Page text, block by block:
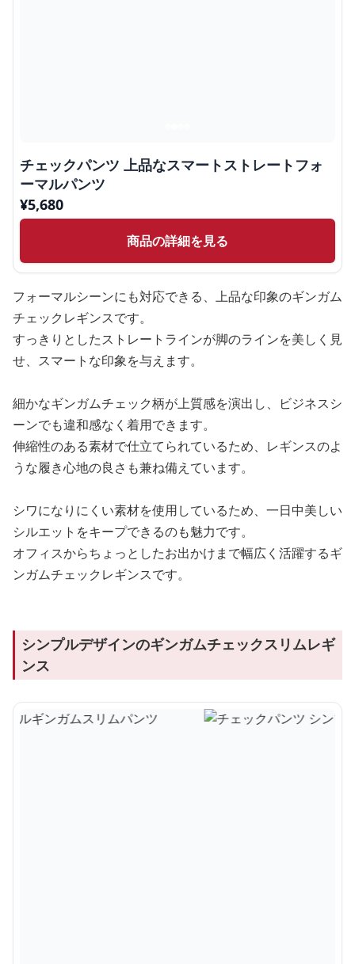
チェックパンツ 上品なスマートストレートフォ
ーマルパンツ
¥5,680
商品の詳細を見る
フォーマルシーンにも対応できる、上品な印象のギンガム
チェックレギンスです。
すっきりとしたストレートラインが脚のラインを美しく見
せ、スマートな印象を与えます。
細かなギンガムチェック柄が上質感を演出し、ビジネスシ
ーンでも違和感なく着用できます。
伸縮性のある素材で仕立てられているため、レギンスのよ
うな履き心地の良さも兼ね備えています。
シワになりにくい素材を使用しているため、一日中美しい
シルエットをキープできるのも魅力です。
オフィスからちょっとしたお出かけまで幅広く活躍するギ
ンガムチェックレギンスです。
シンプルデザインのギンガムチェックスリムレギ
ンス